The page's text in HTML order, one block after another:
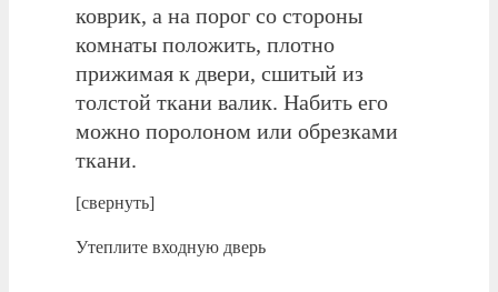
коврик, а на порог со стороны
комнаты положить, плотно
прижимая к двери, сшитый из
толстой ткани валик. Набить его
можно поролоном или обрезками
ткани.
[свернуть]
Утеплите входную дверь